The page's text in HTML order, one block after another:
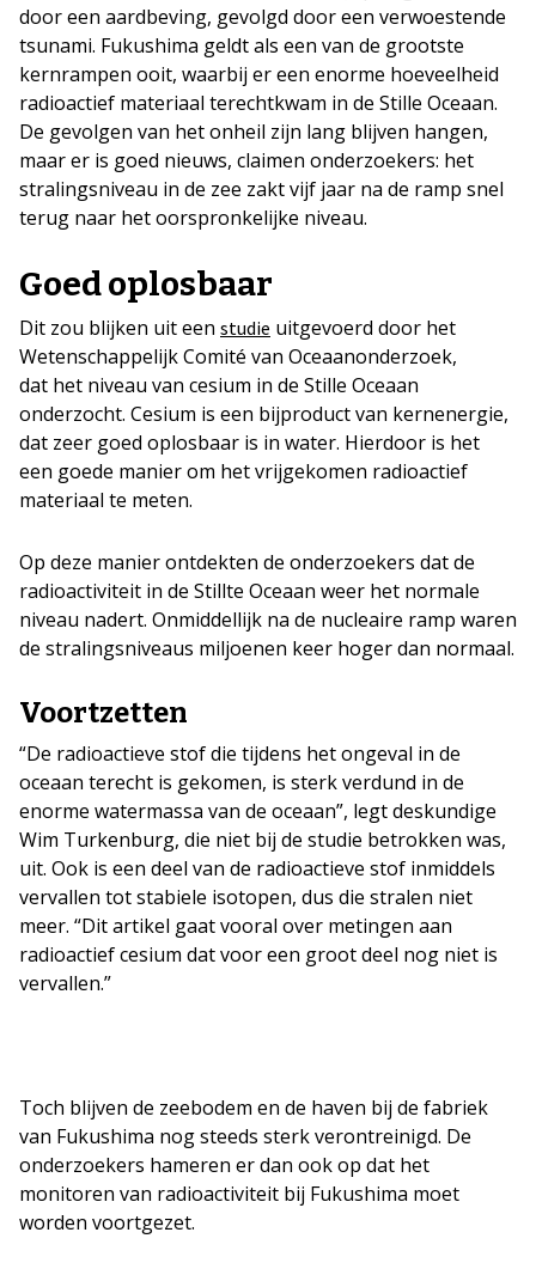
door een aardbeving, gevolgd door een verwoestende
tsunami. Fukushima geldt als een van de grootste
kernrampen ooit, waarbij er een enorme hoeveelheid
radioactief materiaal terechtkwam in de Stille Oceaan.
De gevolgen van het onheil zijn lang blijven hangen,
maar er is goed nieuws, claimen onderzoekers: het
stralingsniveau in de zee zakt vijf jaar na de ramp snel
terug naar het oorspronkelijke niveau.
Goed oplosbaar
Dit zou blijken uit een studie uitgevoerd door het
Wetenschappelijk Comité van Oceaanonderzoek,
dat het niveau van cesium in de Stille Oceaan
onderzocht. Cesium is een bijproduct van kernenergie,
dat zeer goed oplosbaar is in water. Hierdoor is het
een goede manier om het vrijgekomen radioactief
materiaal te meten.
Op deze manier ontdekten de onderzoekers dat de
radioactiviteit in de Stillte Oceaan weer het normale
niveau nadert. Onmiddellijk na de nucleaire ramp waren
de stralingsniveaus miljoenen keer hoger dan normaal.
Voortzetten
“De radioactieve stof die tijdens het ongeval in de
oceaan terecht is gekomen, is sterk verdund in de
enorme watermassa van de oceaan”, legt deskundige
Wim Turkenburg, die niet bij de studie betrokken was,
uit. Ook is een deel van de radioactieve stof inmiddels
vervallen tot stabiele isotopen, dus die stralen niet
meer. “Dit artikel gaat vooral over metingen aan
radioactief cesium dat voor een groot deel nog niet is
vervallen.”
Toch blijven de zeebodem en de haven bij de fabriek
van Fukushima nog steeds sterk verontreinigd. De
onderzoekers hameren er dan ook op dat het
monitoren van radioactiviteit bij Fukushima moet
worden voortgezet.